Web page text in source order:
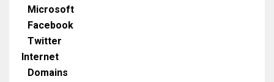
Microsoft
Facebook
Twitter
Internet
Domains